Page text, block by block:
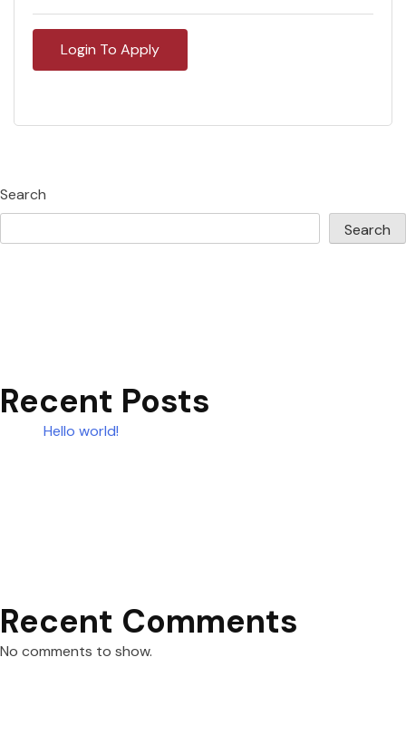
Login To Apply
Search
Search
Recent Posts
Hello world!
Recent Comments
No comments to show.